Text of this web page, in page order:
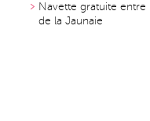
Navette gratuite
de la Jaunaie